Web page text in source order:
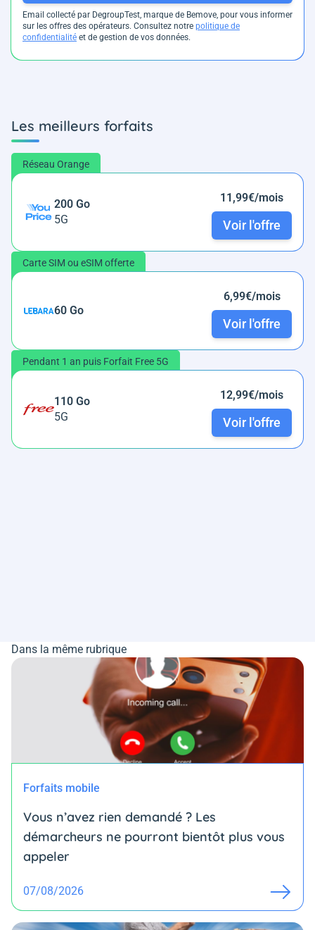
Email collecté par DegroupTest, marque de Bemove, pour vous informer
sur les offres des opérateurs. Consultez notre politique de
confidentialité et de gestion de vos données.
Les meilleurs forfaits
Réseau Orange
200 Go
5G
11,99€/mois
Voir l'offre
Carte SIM ou eSIM offerte
60 Go
6,99€/mois
Voir l'offre
Pendant 1 an puis Forfait Free 5G
110 Go
5G
12,99€/mois
Voir l'offre
Dans la même rubrique
Forfaits mobile
Vous n’avez rien demandé ? Les
démarcheurs ne pourront bientôt plus vous
appeler
07/08/2026